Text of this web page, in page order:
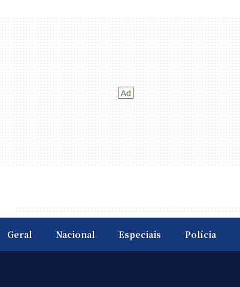
Geral Nacional Especiais Polícia